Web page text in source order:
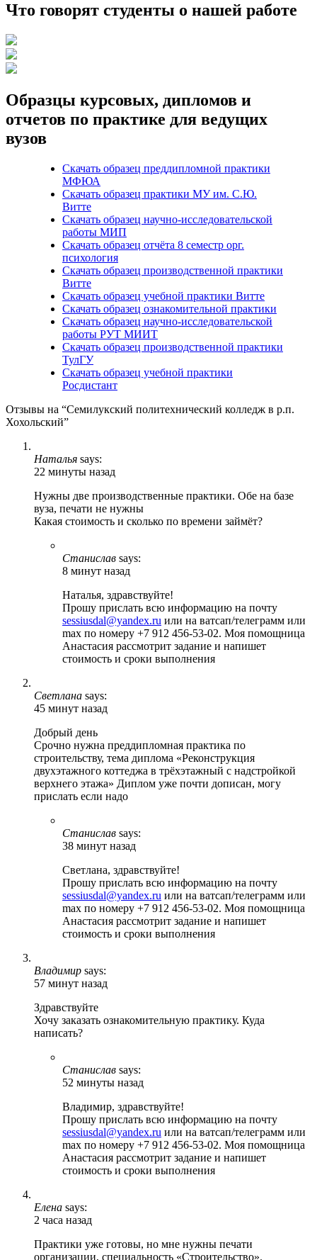
Что говорят студенты о нашей работе
Образцы курсовых, дипломов и
отчетов по практике для ведущих
вузов
Скачать образец преддипломной практики
МФЮА
Скачать образец практики МУ им. С.Ю.
Витте
Скачать образец научно-исследовательской
работы МИП
Скачать образец отчёта 8 семестр орг.
психология
Скачать образец производственной практики
Витте
Скачать образец учебной практики Витте
Скачать образец ознакомительной практики
Скачать образец научно-исследовательской
работы РУТ МИИТ
Скачать образец производственной практики
ТулГУ
Скачать образец учебной практики
Росдистант
Отзывы на “Семилукский политехнический колледж в р.п.
Хохольский”
Наталья says:
22 минуты назад
Нужны две производственные практики. Обе на базе
вуза, печати не нужны
Какая стоимость и сколько по времени займёт?
Станислав says:
8 минут назад
Наталья, здравствуйте!
Прошу прислать всю информацию на почту
sessiusdal@yandex.ru или на ватсап/телеграмм или
max по номеру +7 912 456-53-02. Моя помощница
Анастасия рассмотрит задание и напишет
стоимость и сроки выполнения
Светлана says:
45 минут назад
Добрый день
Срочно нужна преддипломная практика по
строительству, тема диплома «Реконструкция
двухэтажного коттеджа в трёхэтажный с надстройкой
верхнего этажа» Диплом уже почти дописан, могу
прислать если надо
Станислав says:
38 минут назад
Светлана, здравствуйте!
Прошу прислать всю информацию на почту
sessiusdal@yandex.ru или на ватсап/телеграмм или
max по номеру +7 912 456-53-02. Моя помощница
Анастасия рассмотрит задание и напишет
стоимость и сроки выполнения
Владимир says:
57 минут назад
Здравствуйте
Хочу заказать ознакомительную практику. Куда
написать?
Станислав says:
52 минуты назад
Владимир, здравствуйте!
Прошу прислать всю информацию на почту
sessiusdal@yandex.ru или на ватсап/телеграмм или
max по номеру +7 912 456-53-02. Моя помощница
Анастасия рассмотрит задание и напишет
стоимость и сроки выполнения
Елена says:
2 часа назад
Практики уже готовы, но мне нужны печати
организации, специальность «Строительство».